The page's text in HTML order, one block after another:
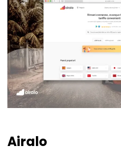
Airalo